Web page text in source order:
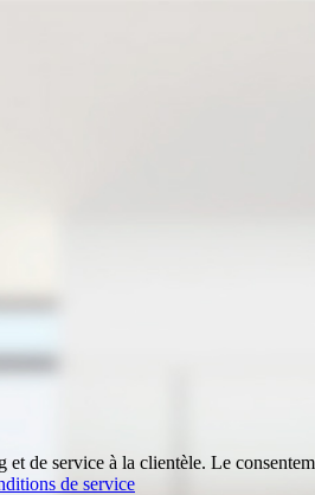
et de service à la clientèle. Le
de service